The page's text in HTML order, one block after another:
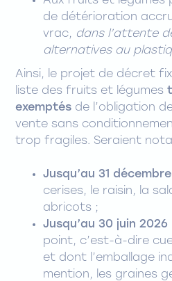
de détérioration
vrac, dans l’attente
alternatives au
Ainsi, le projet de décret
liste des fruits et légumes
exemptés de l’obligation
vente sans
trop fragiles. Seraient
Jusqu’au 31
cerises, le raisin, la
abricots ;
Jusqu’au 30 juin 2026
point, c’est-à-dire
et dont l’emballage
mention, les graines